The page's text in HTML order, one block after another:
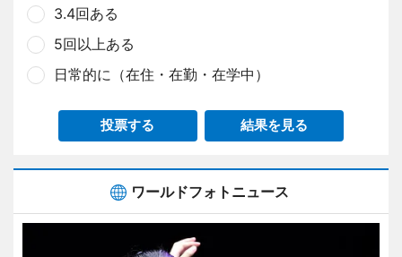
3.4回ある
5回以上ある
日常的に（在住・在勤・在学中）
投票する 結果を見る
ワールドフォトニュース